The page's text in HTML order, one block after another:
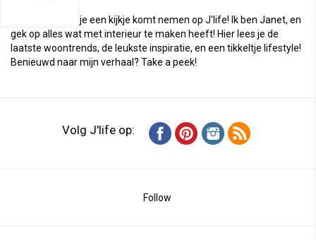
Hoi, en leuk dat je een kijkje komt nemen op J'life! Ik ben Janet, en
gek op alles wat met interieur te maken heeft! Hier lees je de
laatste woontrends, de leukste inspiratie, en een tikkeltje lifestyle!
Benieuwd naar mijn verhaal? Take a peek!
Volg J'life op:
Follow